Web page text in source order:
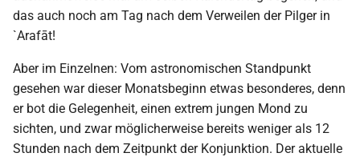
das auch noch am Tag nach dem Verweilen der Pilger in
`Arafāt!
Aber im Einzelnen: Vom astronomischen Standpunkt
gesehen war dieser Monatsbeginn etwas besonderes, denn
er bot die Gelegenheit, einen extrem jungen Mond zu
sichten, und zwar möglicherweise bereits weniger als 12
Stunden nach dem Zeitpunkt der Konjunktion. Der aktuelle